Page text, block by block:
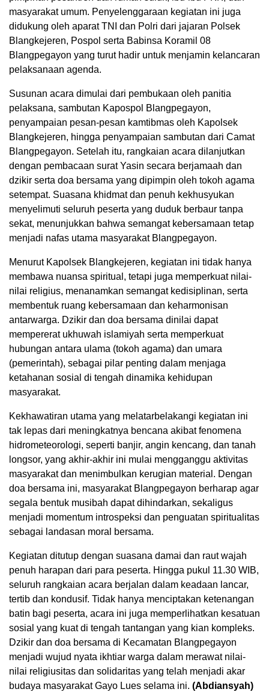
masyarakat umum. Penyelenggaraan kegiatan ini juga
didukung oleh aparat TNI dan Polri dari jajaran Polsek
Blangkejeren, Pospol serta Babinsa Koramil 08
Blangpegayon yang turut hadir untuk menjamin kelancaran
pelaksanaan agenda.
Susunan acara dimulai dari pembukaan oleh panitia
pelaksana, sambutan Kapospol Blangpegayon,
penyampaian pesan-pesan kamtibmas oleh Kapolsek
Blangkejeren, hingga penyampaian sambutan dari Camat
Blangpegayon. Setelah itu, rangkaian acara dilanjutkan
dengan pembacaan surat Yasin secara berjamaah dan
dzikir serta doa bersama yang dipimpin oleh tokoh agama
setempat. Suasana khidmat dan penuh kekhusyukan
menyelimuti seluruh peserta yang duduk berbaur tanpa
sekat, menunjukkan bahwa semangat kebersamaan tetap
menjadi nafas utama masyarakat Blangpegayon.
Menurut Kapolsek Blangkejeren, kegiatan ini tidak hanya
membawa nuansa spiritual, tetapi juga memperkuat nilai-
nilai religius, menanamkan semangat kedisiplinan, serta
membentuk ruang kebersamaan dan keharmonisan
antarwarga. Dzikir dan doa bersama dinilai dapat
mempererat ukhuwah islamiyah serta memperkuat
hubungan antara ulama (tokoh agama) dan umara
(pemerintah), sebagai pilar penting dalam menjaga
ketahanan sosial di tengah dinamika kehidupan
masyarakat.
Kekhawatiran utama yang melatarbelakangi kegiatan ini
tak lepas dari meningkatnya bencana akibat fenomena
hidrometeorologi, seperti banjir, angin kencang, dan tanah
longsor, yang akhir-akhir ini mulai mengganggu aktivitas
masyarakat dan menimbulkan kerugian material. Dengan
doa bersama ini, masyarakat Blangpegayon berharap agar
segala bentuk musibah dapat dihindarkan, sekaligus
menjadi momentum introspeksi dan penguatan spiritualitas
sebagai landasan moral bersama.
Kegiatan ditutup dengan suasana damai dan raut wajah
penuh harapan dari para peserta. Hingga pukul 11.30 WIB,
seluruh rangkaian acara berjalan dalam keadaan lancar,
tertib dan kondusif. Tidak hanya menciptakan ketenangan
batin bagi peserta, acara ini juga memperlihatkan kesatuan
sosial yang kuat di tengah tantangan yang kian kompleks.
Dzikir dan doa bersama di Kecamatan Blangpegayon
menjadi wujud nyata ikhtiar warga dalam merawat nilai-
nilai religiusitas dan solidaritas yang telah menjadi akar
budaya masyarakat Gayo Lues selama ini. (Abdiansyah)